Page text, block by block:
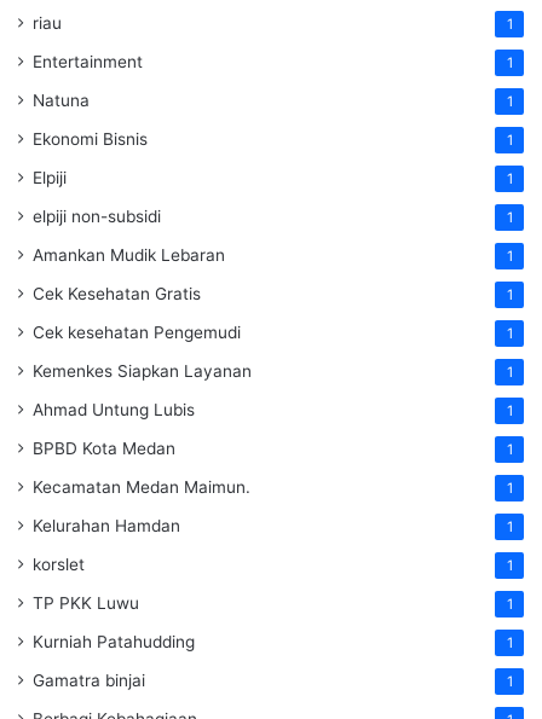
riau 1
Entertainment 1
Natuna 1
Ekonomi Bisnis 1
Elpiji 1
elpiji non-subsidi 1
Amankan Mudik Lebaran 1
Cek Kesehatan Gratis 1
Cek kesehatan Pengemudi 1
Kemenkes Siapkan Layanan 1
Ahmad Untung Lubis 1
BPBD Kota Medan 1
Kecamatan Medan Maimun. 1
Kelurahan Hamdan 1
korslet 1
TP PKK Luwu 1
Kurniah Patahudding 1
Gamatra binjai 1